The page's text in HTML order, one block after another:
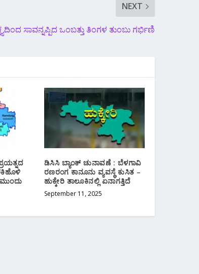
NEXT
ಸಾವನ್ನಪ್ಪಿದ ಒಂಬತ್ತು ತಿಂಗಳ ತುಂಬು ಗರ್ಭಿಣಿ
ಡಿಸಿಸಿ ಬ್ಯಾಂಕ್ ಚುನಾವಣೆ : ಬೆಳಗಾವಿ
ರಣರಂಗ ಕಾನೂನು ವ್ಯವಸ್ಥೆ ಕುಸಿತ –
ಹುಕ್ಕೇರಿ ತಾಲೂಕಿನಲ್ಲಿ ಏನಾಗತ್ತಿದೆ
September 11, 2025